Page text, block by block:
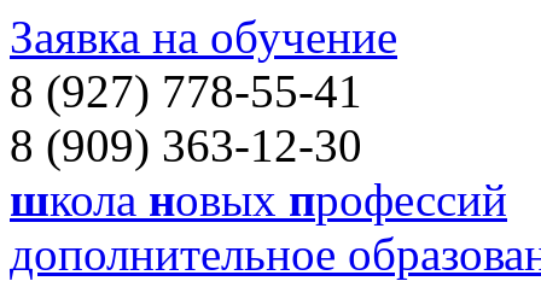
Заявка на обучение
8 (927) 778-55-41
8 (909) 363-12-30
школа новых профессий
дополнительное